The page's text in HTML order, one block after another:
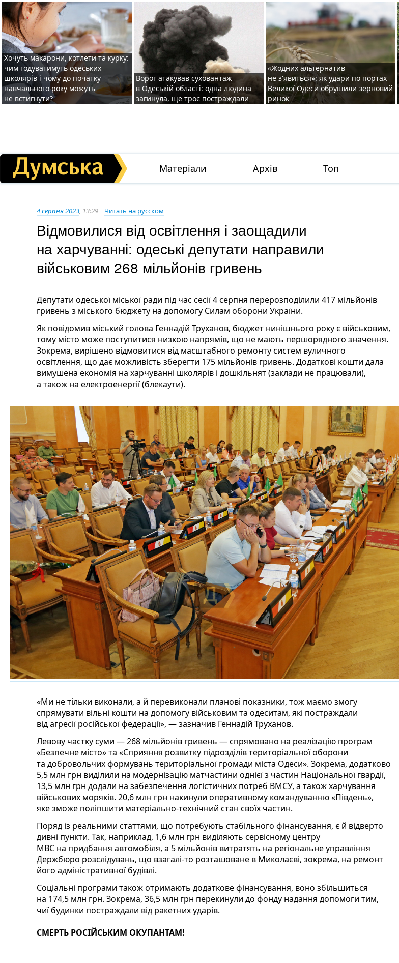
Хочуть макарони, котлети та курку:
чим годуватимуть одеських
школярів і чому до початку
навчального року можуть
не встигнути?
Ворог атакував суховантаж
в Одеській області: одна людина
загинула, ще троє постраждали
«Жодних альтернатив
не з'явиться»: як удари по портах
Великої Одеси обрушили зерновий
ринок
Матеріали Архів Топ
4 серпня 2023, 13:29 Читать на русском
Відмовилися від освітлення і заощадили
на харчуванні: одеські депутати направили
військовим 268 мільйонів гривень
Депутати одеської міської ради під час сесії 4 серпня перерозподілили 417 мільйонів
гривень з міського бюджету на допомогу Силам оборони України.
Як повідомив міський голова Геннадій Труханов, бюджет нинішнього року є військовим,
тому місто може поступитися низкою напрямів, що не мають першорядного значення.
Зокрема, вирішено відмовитися від масштабного ремонту систем вуличного
освітлення, що дає можливість зберегти 175 мільйонів гривень. Додаткові кошти дала
вимушена економія на харчуванні школярів і дошкільнят (заклади не працювали),
а також на електроенергії (блекаути).
«Ми не тільки виконали, а й перевиконали планові показники, тож маємо змогу
спрямувати вільні кошти на допомогу військовим та одеситам, які постраждали
від агресії російської федерації», — зазначив Геннадій Труханов.
Левову частку суми — 268 мільйонів гривень — спрямовано на реалізацію програм
«Безпечне місто» та «Сприяння розвитку підрозділів територіальної оборони
та добровольчих формувань територіальної громади міста Одеси». Зокрема, додатково
5,5 млн грн виділили на модернізацію матчастини однієї з частин Національної гвардії,
13,5 млн грн додали на забезпечення логістичних потреб ВМСУ, а також харчування
військових моряків. 20,6 млн грн накинули оперативному командуванню «Південь»,
яке зможе поліпшити матеріально-технічний стан своїх частин.
Поряд із реальними статтями, що потребують стабільного фінансування, є й відверто
дивні пункти. Так, наприклад, 1,6 млн грн виділяють сервісному центру
МВС на придбання автомобіля, а 5 мільйонів витратять на регіональне управління
Держбюро розслідувань, що взагалі-то розташоване в Миколаєві, зокрема, на ремонт
його адміністративної будівлі.
Соціальні програми також отримають додаткове фінансування, воно збільшиться
на 174,5 млн грн. Зокрема, 36,5 млн грн перекинули до фонду надання допомоги тим,
чиї будинки постраждали від ракетних ударів.
СМЕРТЬ РОСІЙСЬКИМ ОКУПАНТАМ!